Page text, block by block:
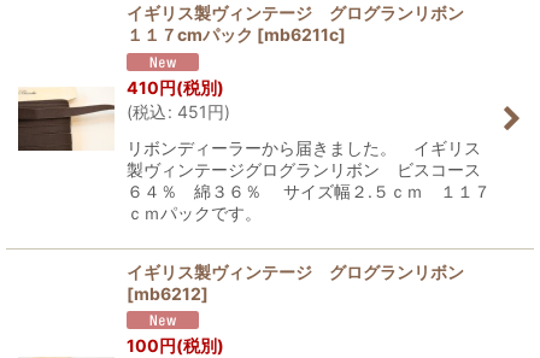
イギリス製ヴィンテージ グログランリボン
１１７cmパック [mb6211c]
410円(税別)
(税込: 451円)
リボンディーラーから届きました。 イギリス
製ヴィンテージグログランリボン ビスコース
６４％ 綿３６％ サイズ幅２.５ｃｍ １１７
ｃｍパックです。
イギリス製ヴィンテージ グログランリボン
[mb6212]
100円(税別)